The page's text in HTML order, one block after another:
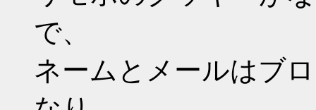
で、
ネームとメールはブ